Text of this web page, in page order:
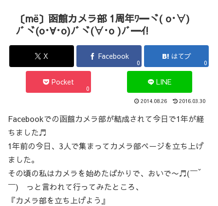
〔më〕函館カメラ部 1周年ﾜ━ヾ( o･∀)
ﾉﾞヾ(o･∀･o)ﾉﾞヾ(∀･o )ﾉﾞ━ｲ!
X Facebook
0
はてブ
0
Pocket
0
LINE
2014.08.26 2016.03.30
Facebookでの函館カメラ部が結成されて今日で1年が経
ちました♬
1年前の今日、3人で集まってカメラ部ページを立ち上げ
ました。
その頃の私はカメラを始めたばかりで、おいで〜♬(￣ˇ
￣) っと言われて行ってみたところ、
『カメラ部を立ち上げよう』